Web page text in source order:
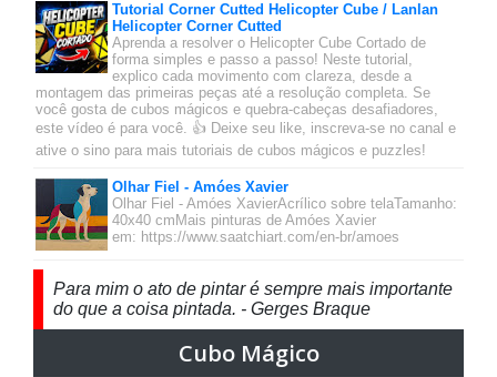
Tutorial Corner Cutted Helicopter Cube / Lanlan
Helicopter Corner Cutted
Aprenda a resolver o Helicopter Cube Cortado de
forma simples e passo a passo! Neste tutorial,
explico cada movimento com clareza, desde a
montagem das primeiras peças até a resolução completa. Se
você gosta de cubos mágicos e quebra-cabeças desafiadores,
este vídeo é para você. 👍 Deixe seu like, inscreva-se no canal e
ative o sino para mais tutoriais de cubos mágicos e puzzles!
Olhar Fiel - Amóes Xavier
Olhar Fiel - Amóes XavierAcrílico sobre telaTamanho:
40x40 cmMais pinturas de Amóes Xavier
em: https://www.saatchiart.com/en-br/amoes
Para mim o ato de pintar é sempre mais importante
do que a coisa pintada. - Gerges Braque
Cubo Mágico